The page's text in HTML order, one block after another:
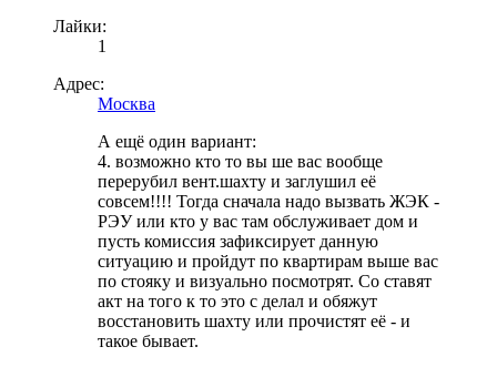
Лайки:
1
Адрес:
Москва
А ещё один вариант:
4. возможно кто то вы ше вас вообще
перерубил вент.шахту и заглушил её
совсем!!!! Тогда сначала надо вызвать ЖЭК -
РЭУ или кто у вас там обслуживает дом и
пусть комиссия зафиксирует данную
ситуацию и пройдут по квартирам выше вас
по стояку и визуально посмотрят. Со ставят
акт на того к то это с делал и обяжут
восстановить шахту или прочистят её - и
такое бывает.